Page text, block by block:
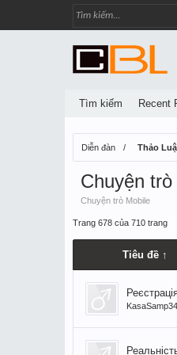
Diễn đàn Thảo
Chuyện
Chuyện trò Mobile
Trang 678 của 710 trang
Tiêu đề ↑
Tìm kiếm Recent